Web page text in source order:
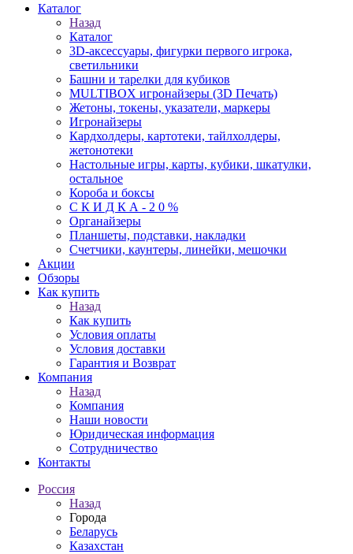
Каталог
Назад
Каталог
3D-аксессуары, фигурки первого игрока,
светильники
Башни и тарелки для кубиков
MULTIBOX игронайзеры (3D Печать)
Жетоны, токены, указатели, маркеры
Игронайзеры
Кардхолдеры, картотеки, тайлхолдеры,
жетонотеки
Настольные игры, карты, кубики, шкатулки,
остальное
Короба и боксы
С К И Д К А - 2 0 %
Органайзеры
Планшеты, подставки, накладки
Счетчики, каунтеры, линейки, мешочки
Акции
Обзоры
Как купить
Назад
Как купить
Условия оплаты
Условия доставки
Гарантия и Возврат
Компания
Назад
Компания
Наши новости
Юридическая информация
Сотрудничество
Контакты
Россия
Назад
Города
Беларусь
Казахстан